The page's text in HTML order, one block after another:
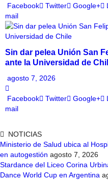
Facebook Twitter Google+
mail
Sin dar pelea Unión San
ante la Universidad de
agosto 7, 2026
Facebook Twitter Google+
mail
NOTICIAS
Ministerio de Salud ubica al
en autogestión agosto 7, 2026
Stardance del Liceo Corina
Dance World Cup en Argentina